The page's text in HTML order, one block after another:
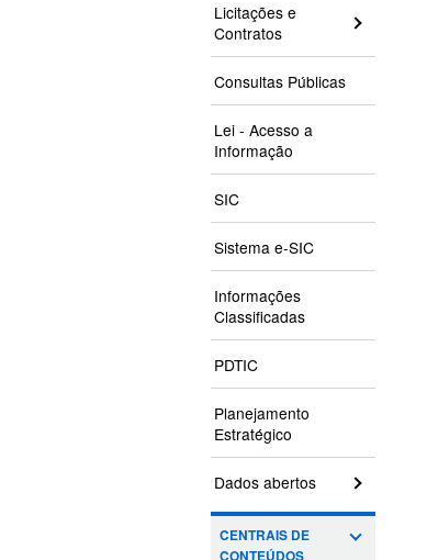
Licitações e
Contratos
Consultas Públicas
Lei - Acesso a
Informação
SIC
Sistema e-SIC
Informações
Classificadas
PDTIC
Planejamento
Estratégico
Dados abertos
CENTRAIS DE